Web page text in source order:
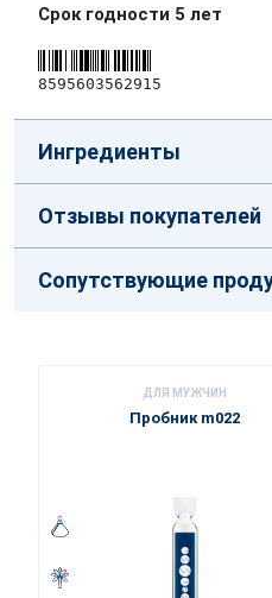
Срок годности 5 лет
8595603562915
Ингредиенты
Отзывы покупателей
Сопутствующие
ДЛЯ МУЖЧИН
Пробник m022